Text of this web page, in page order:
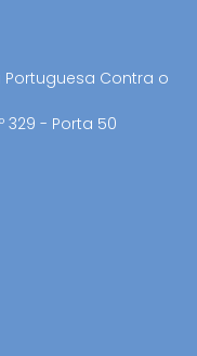
Portuguesa Contra o
329 - Porta 50